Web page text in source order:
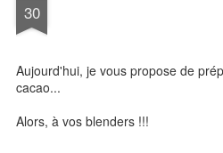
30
Aujourd'hui, je vous propose de
cacao...
Alors, à vos blenders !!!